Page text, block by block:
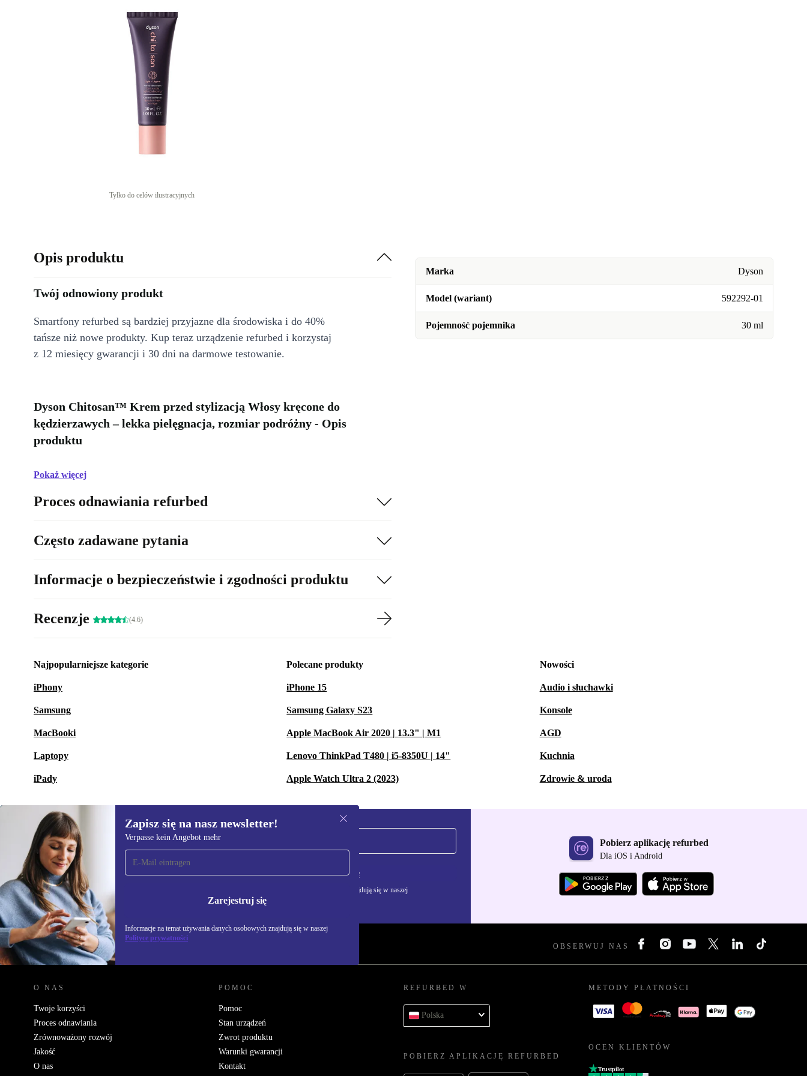
Tylko do celów ilustracyjnych
Marka Dyson
Model (wariant) 592292-01
Pojemność pojemnika 30 ml
Opis produktu
Twój odnowiony produkt
Smartfony refurbed są bardziej przyjazne dla środowiska i do 40%
tańsze niż nowe produkty. Kup teraz urządzenie refurbed i korzystaj
z 12 miesięcy gwarancji i 30 dni na darmowe testowanie.
Dyson Chitosan™ Krem przed stylizacją Włosy kręcone do
kędzierzawych – lekka pielęgnacja, rozmiar podróżny - Opis
produktu
Pokaż więcej
Proces odnawiania refurbed
Często zadawane pytania
Informacje o bezpieczeństwie i zgodności produktu
Recenzje (4.6)
Najpopularniejsze kategorie
iPhony
Samsung
MacBooki
Laptopy
iPady
Polecane produkty
iPhone 15
Samsung Galaxy S23
Apple MacBook Air 2020 | 13.3" | M1
Lenovo ThinkPad T480 | i5-8350U | 14"
Apple Watch Ultra 2 (2023)
Nowości
Audio i słuchawki
Konsole
AGD
Kuchnia
Zdrowie & uroda
Zapisz się na nasz newsletter!
Verpasse kein Angebot mehr
Zarejestruj się
Informacje na temat używania danych osobowych znajdują się w naszej
Polityce prywatności
Zapisz się na nasz
newsletter!
Nie przegap żadnej oferty.
Zarejestruj się
Informacje na temat używania danych osobowych znajdują się w naszej
Polityce prywatności
Pobierz aplikację refurbed
Dla iOS i Android
REFURBED POLSKA - RETHINK NEW. OBSERWUJ NAS
O NAS
Twoje korzyści
Proces odnawiania
Zrównoważony rozwój
Jakość
O nas
POMOC
Pomoc
Stan urządzeń
Zwrot produktu
Warunki gwarancji
Kontakt
REFURBED W
Polska
POBIERZ APLIKACJĘ REFURBED
METODY PŁATNOŚCI
OCEN KLIENTÓW
Trustpilot